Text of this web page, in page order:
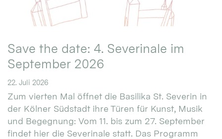
Save the date: 4. Severinale im
September 2026
22. Juli 2026
Zum vierten Mal öffnet die Basilika St. Severin in
der Kölner Südstadt ihre Türen für Kunst, Musik
und Begegnung: Vom 11. bis zum 27. September
findet hier die Severinale statt. Das Programm